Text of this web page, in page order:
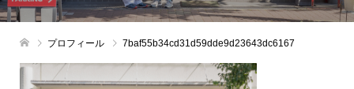
プロフィール 7baf55b34cd31d59dde9d23643dc6167